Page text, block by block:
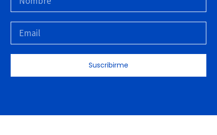
Suscribirme